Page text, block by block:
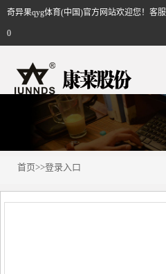
奇异果qyg体育(中国)官方网站欢迎您！客
0
首页>>登录入口